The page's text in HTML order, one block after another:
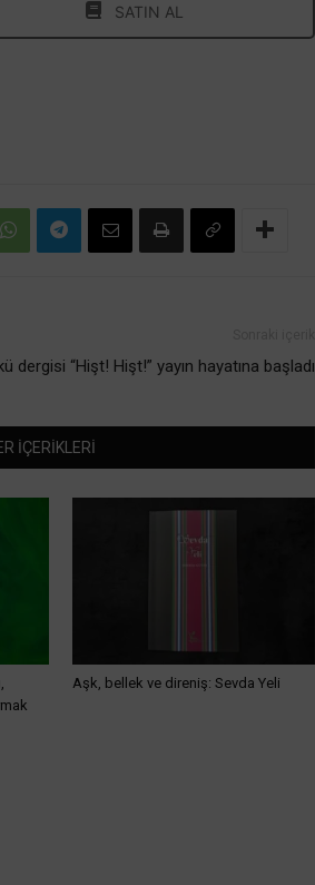
SATIN AL
dergisi “Hişt! Hişt!” yayın hayatına başladı
İÇERİKLERİ
Aşk, bellek ve direniş: Sevda Yeli